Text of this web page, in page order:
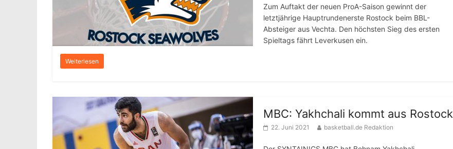
Zum Auftakt der neuen ProA-Saison gewinnt der
letztjährige Hauptrundenerste Rostock beim BBL-
Absteiger aus Vechta. Den höchsten Sieg des ersten
Spieltags fährt Leverkusen ein.
Weiterlesen
MBC: Yakhchali kommt aus Rostock
22. Juni 2021 basketball.de Redaktion